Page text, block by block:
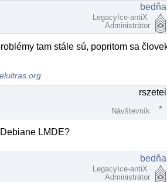
bedňa
LegacyIce-antiX
Administrátor
tam stále sú, popritom sa
rszetei
Návštevník
LMDE?
bedňa
LegacyIce-antiX
Administrátor